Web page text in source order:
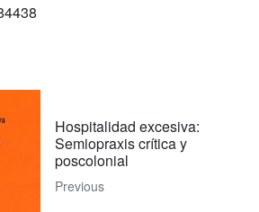
Hospitalidad excesiva:
Semiopraxis crítica y
poscolonial
Previous